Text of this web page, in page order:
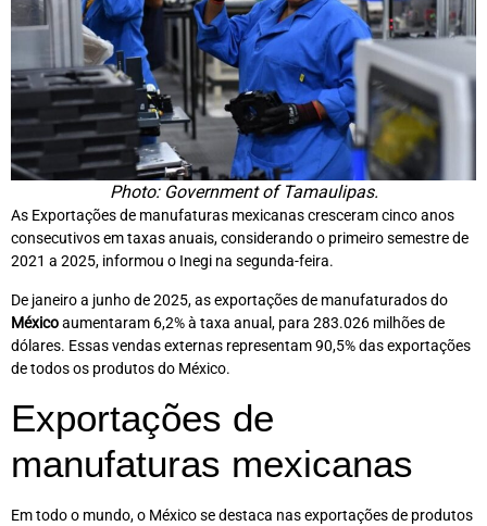
Photo: Government of Tamaulipas.
As Exportações de manufaturas mexicanas cresceram cinco anos
consecutivos em taxas anuais, considerando o primeiro semestre de
2021 a 2025, informou o Inegi na segunda-feira.
De janeiro a junho de 2025, as exportações de manufaturados do
Méxicoaumentaram 6,2% à taxa anual, para 283.026 milhões de
dólares. Essas vendas externas representam 90,5% das exportações
de todos os produtos do México.
Exportações de
manufaturas mexicanas
Em todo o mundo, o México se destaca nas exportações de produtos